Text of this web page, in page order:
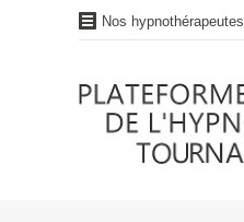
Nos hypnothérapeutes